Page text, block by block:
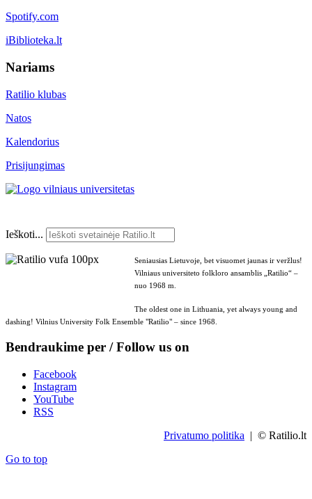
Spotify.com
iBiblioteka.lt
Nariams
Ratilio klubas
Natos
Kalendorius
Prisijungimas
Ieškoti...
Seniausias Lietuvoje, bet visuomet jaunas ir veržlus!
Vilniaus universiteto folkloro ansamblis „Ratilio“ –
nuo 1968 m.
The oldest one in Lithuania, yet always young and
dashing! Vilnius University Folk Ensemble "Ratilio" – since 1968.
Bendraukime per / Follow us on
Facebook
Instagram
YouTube
RSS
Privatumo politika | © Ratilio.lt
Go to top